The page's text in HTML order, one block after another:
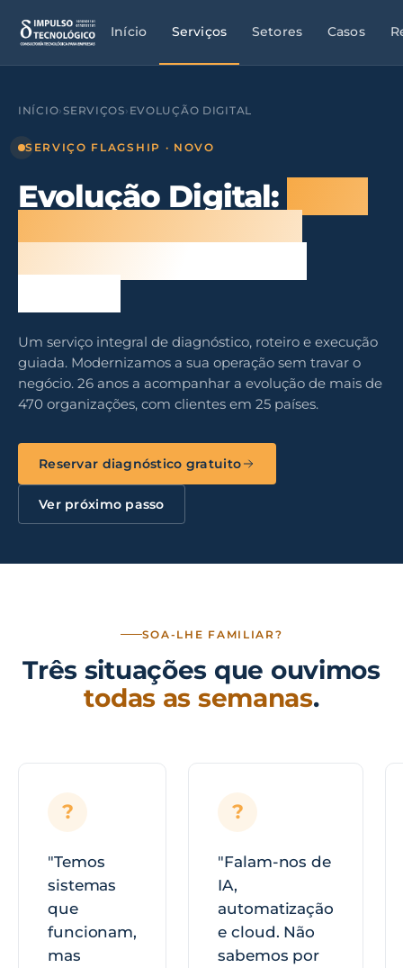
Início Serviços Setores Casos
INÍCIO›SERVIÇOS› EVOLUÇÃO DIGITAL
SERVIÇO FLAGSHIP · NOVO
Evolução Digital:
Um serviço integral de diagnóstico, roteiro e execução
guiada. Modernizamos a sua operação sem travar o
negócio. 26 anos a acompanhar a evolução de mais de
470 organizações, com clientes em 25 países.
Reservar diagnóstico gratuito
Ver próximo passo
SOA-LHE FAMILIAR?
Três situações que ouvimos
todas as semanas.
?
"Temos
sistemas
que
funcionam,
mas
?
"Falam-nos de
IA,
automatização
e cloud. Não
sabemos por